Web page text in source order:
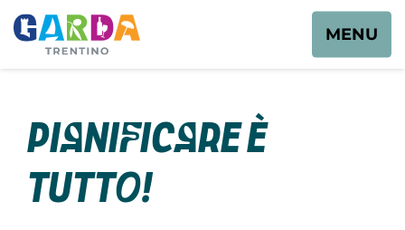
MENU
Pianificare è
tutto!